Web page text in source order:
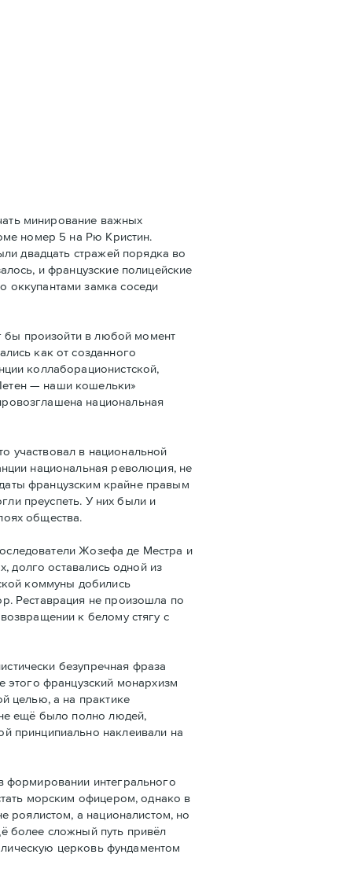
минирование важных
номер 5 на Рю Кристин.
двадцать стражей порядка во
и французские полицейские
оккупантами замка соседи
бы произойти в любой момент
как от созданного
коллаборационистской,
— наши кошельки»
национальная
участвовал в национальной
национальная революция, не
французским крайне правым
преуспеть. У них были и
общества.
Жозефа де Местра и
долго оставались одной из
коммуны добились
Реставрация не произошла по
к белому стягу с
безупречная фраза
французский монархизм
целью, а на практике
ещё было полно людей,
принципиально наклеивали на
интегрального
морским офицером, однако в
роялистом, а националистом, но
более сложный путь привёл
церковь фундаментом